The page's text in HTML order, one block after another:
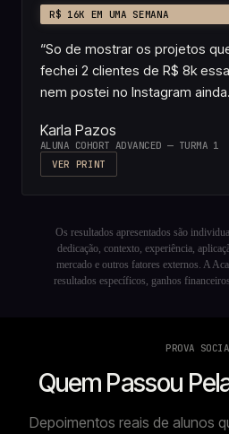
R$ 16K EM UMA SEMANA
“So de mostrar os projetos
fechei 2 clientes de R$ 8k
nem postei no Instagram ainda.
Karla Pazos
ALUNA COHORT ADVANCED — TURMA 1
VER PRINT
Os resultados apresentados são
dedicação, contexto, experiência,
mercado e outros fatores externos. A
resultados específicos, ganhos
PROVA
Quem Passou
Depoimentos reais de alunos